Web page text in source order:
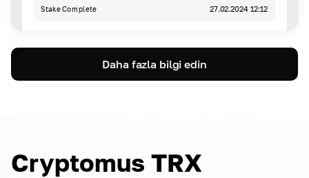
Stake Complete
27.02.2024 12:12
Daha fazla bilgi edin
Cryptomus TRX